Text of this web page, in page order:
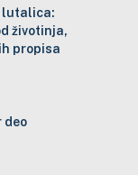
lutalica:
životinja,
propisa
deo